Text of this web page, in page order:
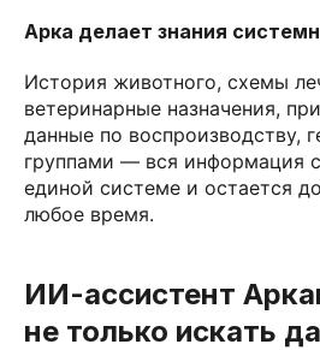
Арка делает знания
История животного, схемы
ветеринарные назначения,
данные по воспроизводству,
группами — вся информация
единой системе и остается
любое время.
ИИ-ассистент
не только искать